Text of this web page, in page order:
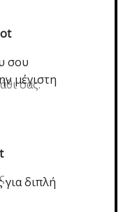
σας.
σου
μέγιστη
διπλή